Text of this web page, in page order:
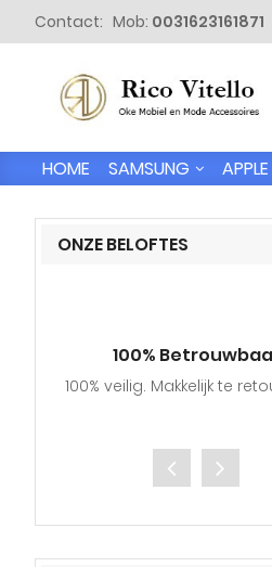
Contact: Mob: 0031623161871
HOME SAMSUNG APPLE
ONZE BELOFTES
100%
100% veilig. Makkelijk te